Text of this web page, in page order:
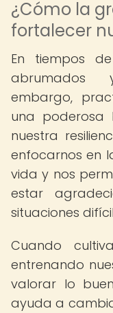
¿Cómo la
fortalecer
En tiempos
abrumados
embargo,
una poderosa
nuestra
enfocarnos en
vida y nos
estar
situaciones
Cuando
entrenando
valorar lo
ayuda a